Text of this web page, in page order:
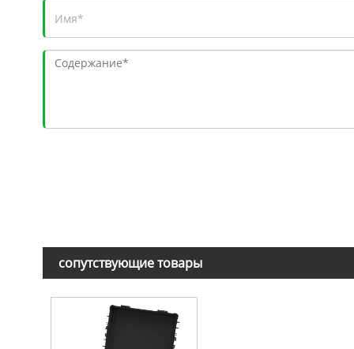
сопутствующие товары